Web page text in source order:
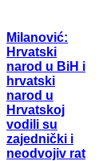
Milanović:
Hrvatski
narod u BiH i
hrvatski
narod u
Hrvatskoj
vodili su
zajednički i
neodvojiv rat